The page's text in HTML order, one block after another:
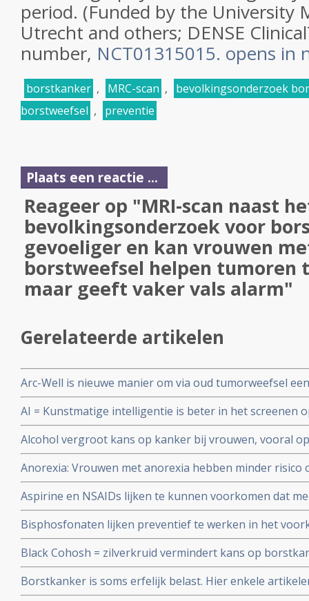
period. (Funded by the University
Utrecht and others; DENSE
number, NCT01315015. opens in
borstkanker , MRC-scan ,
bevolkingsonderzoek
borstweefsel , preventie
Plaats een reactie ...
Reageer op "MRI-scan naast
bevolkingsonderzoek voor
gevoeliger en kan vrouwen
borstweefsel helpen tumoren
maar geeft vaker vals alarm"
Gerelateerde artikelen
Arc-Well is nieuwe manier om via oud tumorweefsel
type DICS te maken en afwijkende genmutaties te
AI = Kunstmatige intelligentie is beter in het screenen
radiologen die de beelden bekijken, blijkt uit een
Alcohol vergroot kans op kanker bij vrouwen, vooral
en keelkanker en slokdarmkanker en leverkanker
bevolkingsonderzoek in Engeland onder meer dan 1
Anorexia: Vrouwen met anorexia hebben minder
in vergelijking met vrouwen zonder anorexia blijkt uit
bevolkingsonderzoeken.
Aspirine en NSAIDs lijken te kunnen voorkomen dat
borstkanker door erfelijke genetische afwijkingen
borstkanker krijgen.
Bisphosfonaten lijken preventief te werken in het
vrouwen na de overgang. Aldus drie retropostpectieve
2010
Black Cohosh = zilverkruid vermindert kans op
epidemologische studie gepubliceerd in International
Borstkanker is soms erfelijk belast. Hier enkele